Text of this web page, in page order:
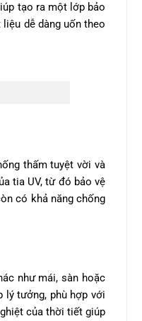
tạo ra một lớp bảo
dễ dàng uốn theo
thấm tuyệt vời và
tia UV, từ đó bảo vệ
có khả năng chống
như mái, sàn hoặc
lý tưởng, phù hợp với
của thời tiết giúp